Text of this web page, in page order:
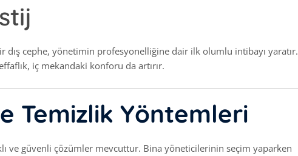
cephe, yönetimin profesyonelliğine dair ilk olumlu intibayı yaratır.
iç mekandaki konforu da artırır.
Temizlik Yöntemleri
ve güvenli çözümler mevcuttur. Bina yöneticilerinin seçim yaparken